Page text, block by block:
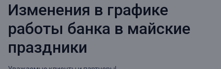
Изменения в графике
работы банка в майские
праздники